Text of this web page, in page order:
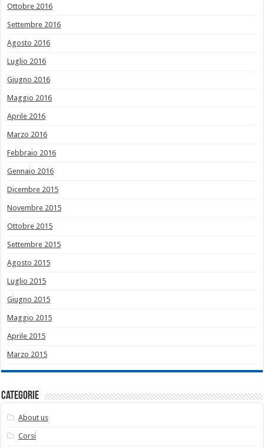
Ottobre 2016
Settembre 2016
Agosto 2016
Luglio 2016
Giugno 2016
Maggio 2016
Aprile 2016
Marzo 2016
Febbraio 2016
Gennaio 2016
Dicembre 2015
Novembre 2015
Ottobre 2015
Settembre 2015
Agosto 2015
Luglio 2015
Giugno 2015
Maggio 2015
Aprile 2015
Marzo 2015
Categorie
About us
Corsi